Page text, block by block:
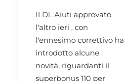
Il DL Aiuti approvato
l'altro ieri , con
l'ennesimo correttivo ha
introdotto alcune
novità, riguardanti il
superbonus 110 per